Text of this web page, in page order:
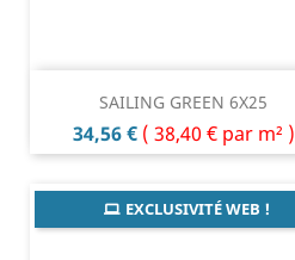
SAILING GREEN 6X25
Prix
34,56 € ( 38,40 € par m² )
EXCLUSIVITÉ WEB !